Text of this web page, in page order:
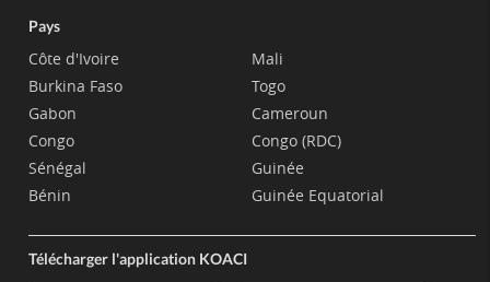
Pays
Côte d'Ivoire
Burkina Faso
Gabon
Congo
Sénégal
Bénin
Mali
Togo
Cameroun
Congo (RDC)
Guinée
Guinée Equatorial
Télécharger l'application KOACI